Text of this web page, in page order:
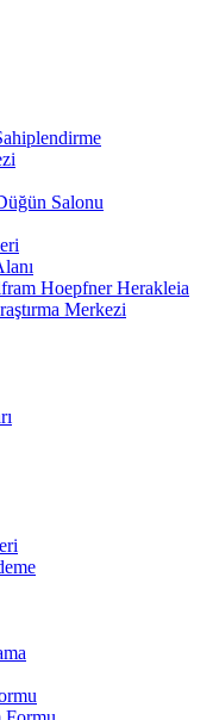
Salonu
Hoepfner Herakleia
Merkezi